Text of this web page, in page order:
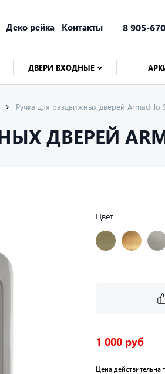
Деко рейка Контакты 8 905-
ДВЕРИ ВХОДНЫЕ
Ручка для раздвижных дверей Armadillo
ДВЕРЕЙ
Цвет
1 000 руб
Цена действительна